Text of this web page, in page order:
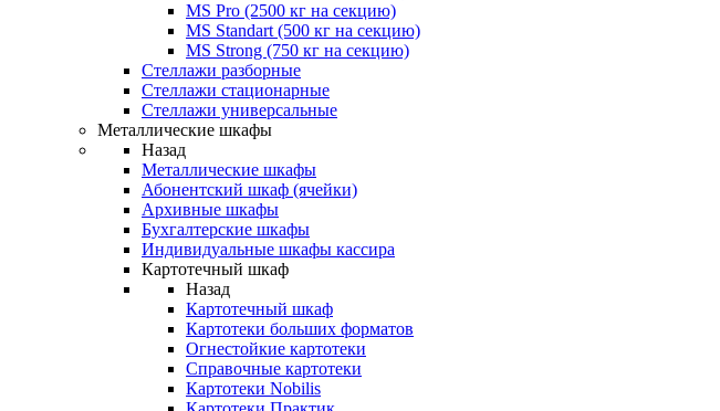
MS Pro (2500 кг на секцию)
MS Standart (500 кг на секцию)
MS Strong (750 кг на секцию)
Стеллажи разборные
Стеллажи стационарные
Стеллажи универсальные
Металлические шкафы
Назад
Металлические шкафы
Абонентский шкаф (ячейки)
Архивные шкафы
Бухгалтерские шкафы
Индивидуальные шкафы кассира
Картотечный шкаф
Назад
Картотечный шкаф
Картотеки больших форматов
Огнестойкие картотеки
Справочные картотеки
Картотеки Nobilis